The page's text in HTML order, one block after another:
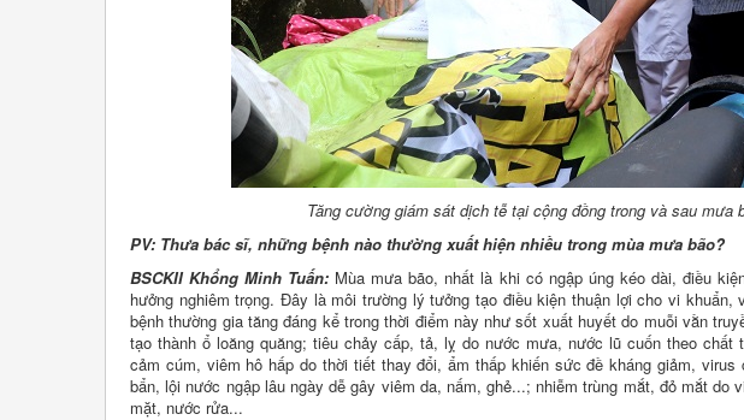
Tăng cường giám sát dịch tễ tại cộng đồng trong và sau mưa
PV: Thưa bác sĩ, những bệnh nào thường xuất hiện nhiều trong mùa mưa bão?
BSCKII Khổng Minh Tuấn: Mùa mưa bão, nhất là khi có ngập úng kéo dài, điều
hưởng nghiêm trọng. Đây là môi trường lý tưởng tạo điều kiện thuận lợi cho vi
bệnh thường gia tăng đáng kể trong thời điểm này như sốt xuất huyết do muỗi vằn
tạo thành ổ loăng quăng; tiêu chảy cấp, tả, lỵ do nước mưa, nước lũ cuốn theo
cảm cúm, viêm hô hấp do thời tiết thay đổi, ẩm thấp khiến sức đề kháng giảm,
bẩn, lội nước ngập lâu ngày dễ gây viêm da, nấm, ghẻ...; nhiễm trùng mắt, đỏ mắt do
mặt, nước rửa...